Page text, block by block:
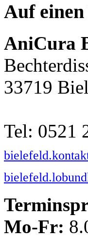
Auf einen
AniCura
33719
Tel: 0521
Mo-Fr: